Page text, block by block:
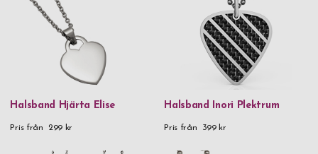
namn blir en tidlös gåva eftersom gravyren alltid kommer att
sitta där och påminna personen som bär halssmycket om din
kärlek och omtänksamhet. Vi har även ett mycket trevligt par-
halsband om du vill att du och din älskling ska bära något riktigt
snyggt som matchar. Beställ graverade halsband med namn
Halsband Hjärta Elise
Pris från 299 kr
Halsband Inori Plektrum
Pris från 399 kr